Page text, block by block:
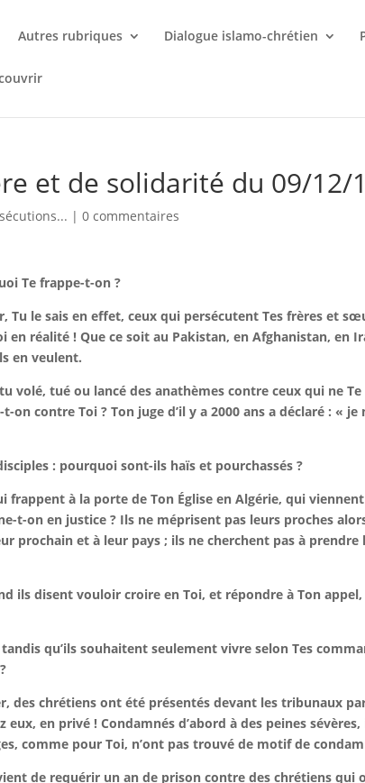
Autres rubriques Dialogue islamo-chrétien
et de solidarité du 09/12/
|0 commentaires
Te frappe-t-on ?
Tu le sais en effet, ceux qui persécutent Tes frères et
en réalité ! Que ce soit au Pakistan, en Afghanistan, en
en veulent.
volé, tué ou lancé des anathèmes contre ceux qui ne
contre Toi ? Ton juge d’il y a 2000 ans a déclaré : «
: pourquoi sont-ils haïs et pourchassés ?
frappent à la porte de Ton Église en Algérie, qui
t-on en justice ? Ils ne méprisent pas leurs proches
prochain et à leur pays ; ils ne cherchent pas à
ils disent vouloir croire en Toi, et répondre à Ton
qu’ils souhaitent seulement vivre selon Tes
des chrétiens ont été présentés devant les tribunaux
eux, en privé ! Condamnés d’abord à des peines
comme pour Toi, n’ont pas trouvé de motif de
de requérir un an de prison contre des chrétiens qui